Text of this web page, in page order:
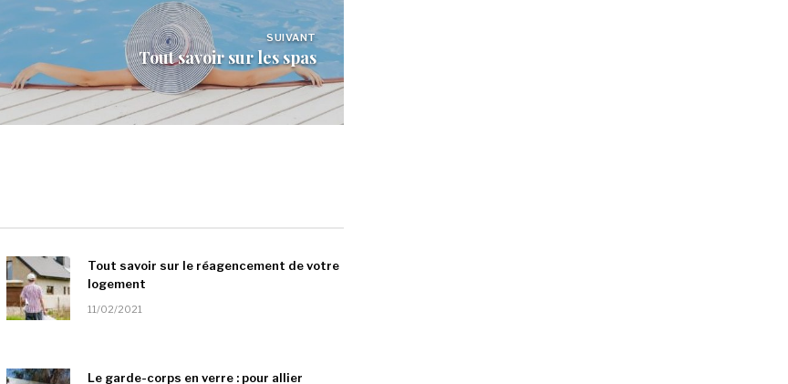
SUIVANT
Tout savoir sur les spas
Tout savoir sur le réagencement de votre
logement
11/02/2021
Le garde-corps en verre : pour allier